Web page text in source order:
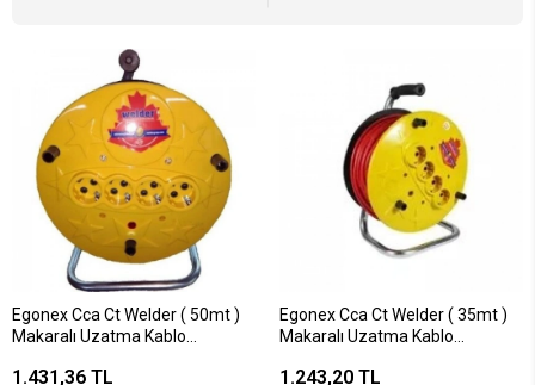
Egonex Cca Ct Welder ( 50mt )
Makaralı Uzatma Kablo
1.431,36 TL
Egonex Cca Ct Welder ( 35mt )
Makaralı Uzatma Kablo
1.243,20 TL